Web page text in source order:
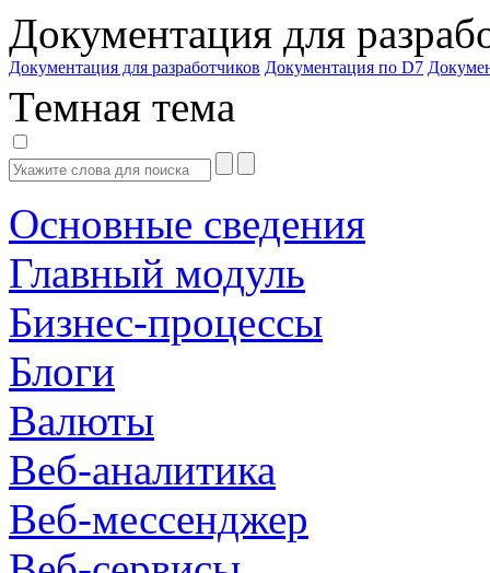
Документация для
Документация для разработчиков Документация по D7
Темная тема
Основные сведения
Главный модуль
Бизнес-процессы
Блоги
Валюты
Веб-аналитика
Веб-мессенджер